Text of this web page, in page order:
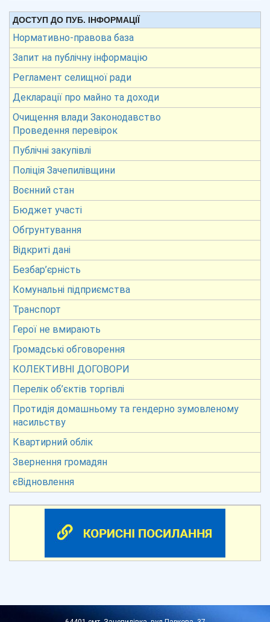
ДОСТУП ДО ПУБ. ІНФОРМАЦІЇ
Нормативно-правова база
Запит на публічну інформацію
Регламент селищної ради
Декларації про майно та доходи
Очищення влади Законодавство
Проведення перевірок
Публічні закупівлі
Поліція Зачепилівщини
Воєнний стан
Бюджет участі
Обгрунтування
Відкриті дані
Безбар’єрність
Комунальні підприємства
Транспорт
Герої не вмирають
Громадські обговорення
КОЛЕКТИВНІ ДОГОВОРИ
Перелік об’єктів торгівлі
Протидія домашньому та гендерно зумовленому
насильству
Квартирний облік
Звернення громадян
єВідновлення